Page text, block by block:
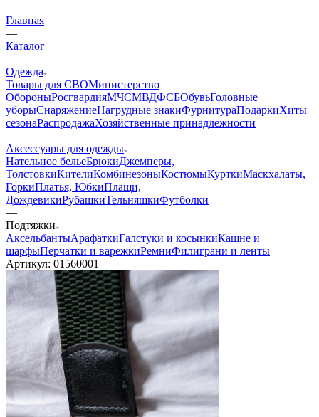
Главная
—
Каталог
—
Одежда
Товары для СВОМинистерство
ОбороныРосгвардияМЧСМВДФСБОбувьГоловные
уборыСнаряжениеНагрудные знакиФурнитураПодаркиХиты
сезонаРаспродажаХозяйственные принадлежности
—
Аксессуары для одежды
Нательное бельеБрюкиДжемперы,
ТолстовкиКителиКомбинезоныКостюмыКурткиМаскхалаты,
ГоркиПлатья, ЮбкиПлащи,
ДождевикиРубашкиТельняшкиФутболки
—
Подтяжки
АксельбантыАрафаткиГалстуки и косынкиКашне и
шарфыПерчатки и варежкиРемниФилиграни и ленты
Артикул: 01560001